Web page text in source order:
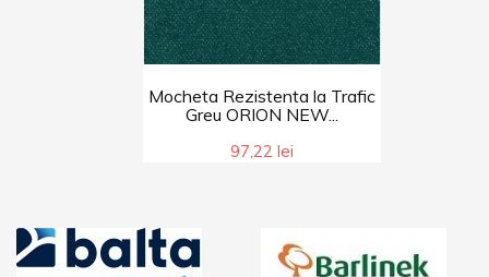
Mocheta Rezistenta la Trafic
Greu ORION NEW...
97,22 lei